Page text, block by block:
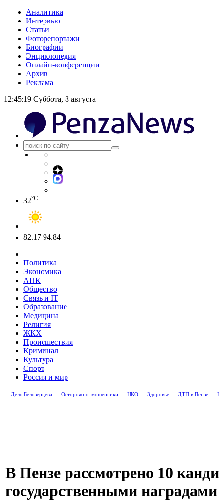
Аналитика
Интервью
Статьи
Фоторепортажи
Биографии
Энциклопедия
Онлайн-конференции
Архив
Реклама
12:45:19 Суббота, 8 августа
32°C
82.17 94.84
Политика
Экономика
АПК
Общество
Связь и IT
Образование
Медицина
Религия
ЖКХ
Происшествия
Криминал
Культура
Спорт
Россия и мир
Дело Белозерцева Осторожно: мошенники НКО Здоровье ДТП в Пензе
В Пензе рассмотрено 10
государственными наградами